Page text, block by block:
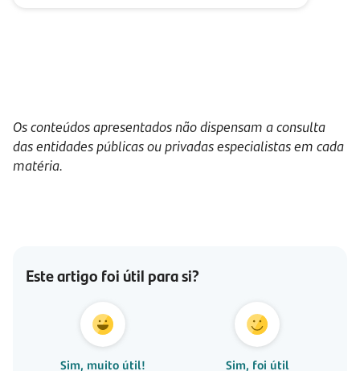
Os conteúdos apresentados não dispensam a consulta
das entidades públicas ou privadas especialistas em cada
matéria.
Este artigo foi útil para si?
Sim, muito útil! Sim, foi útil